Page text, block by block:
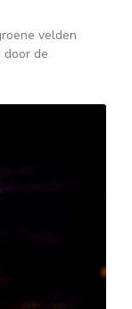
velden
door de